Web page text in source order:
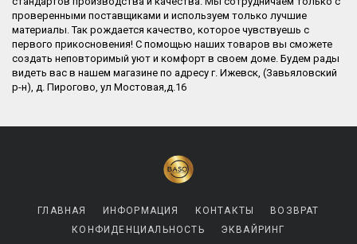
проверенными поставщиками и используем только лучшие
материалы. Так рождается качество, которое чувствуешь с
первого прикосновения! С помощью наших товаров вы сможете
создать неповторимый уют и комфорт в своем доме. Будем рады
видеть вас в нашем магазине по адресу г. Ижевск, (Завьяловский
р-н), д. Пирогово, ул Мостовая,д.16​
ГЛАВНАЯ ИНФОРМАЦИЯ КОНТАКТЫ
ВОЗВРАТ
КОНФИДЕНЦИАЛЬНОСТЬ
ЭКВАЙРИНГ